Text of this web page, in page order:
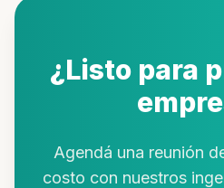
¿Listo para
Agendá una reunión
costo con nuestros